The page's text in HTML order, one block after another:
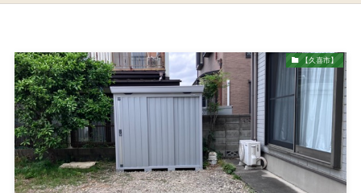
【久喜市】